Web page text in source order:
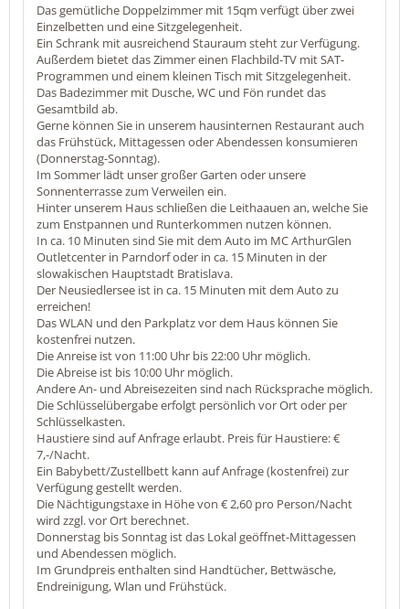
Das gemütliche Doppelzimmer mit 15qm verfügt über zwei
Einzelbetten und eine Sitzgelegenheit.
Ein Schrank mit ausreichend Stauraum steht zur Verfügung.
Außerdem bietet das Zimmer einen Flachbild-TV mit SAT-
Programmen und einem kleinen Tisch mit Sitzgelegenheit.
Das Badezimmer mit Dusche, WC und Fön rundet das
Gesamtbild ab.
Gerne können Sie in unserem hausinternen Restaurant auch
das Frühstück, Mittagessen oder Abendessen konsumieren
(Donnerstag-Sonntag).
Im Sommer lädt unser großer Garten oder unsere
Sonnenterrasse zum Verweilen ein.
Hinter unserem Haus schließen die Leithaauen an, welche Sie
zum Enstpannen und Runterkommen nutzen können.
In ca. 10 Minuten sind Sie mit dem Auto im MC ArthurGlen
Outletcenter in Parndorf oder in ca. 15 Minuten in der
slowakischen Hauptstadt Bratislava.
Der Neusiedlersee ist in ca. 15 Minuten mit dem Auto zu
erreichen!
Das WLAN und den Parkplatz vor dem Haus können Sie
kostenfrei nutzen.
Die Anreise ist von 11:00 Uhr bis 22:00 Uhr möglich.
Die Abreise ist bis 10:00 Uhr möglich.
Andere An- und Abreisezeiten sind nach Rücksprache möglich.
Die Schlüsselübergabe erfolgt persönlich vor Ort oder per
Schlüsselkasten.
Haustiere sind auf Anfrage erlaubt. Preis für Haustiere: €
7,-/Nacht.
Ein Babybett/Zustellbett kann auf Anfrage (kostenfrei) zur
Verfügung gestellt werden.
Die Nächtigungstaxe in Höhe von € 2,60 pro Person/Nacht
wird zzgl. vor Ort berechnet.
Donnerstag bis Sonntag ist das Lokal geöffnet-Mittagessen
und Abendessen möglich.
Im Grundpreis enthalten sind Handtücher, Bettwäsche,
Endreinigung, Wlan und Frühstück.